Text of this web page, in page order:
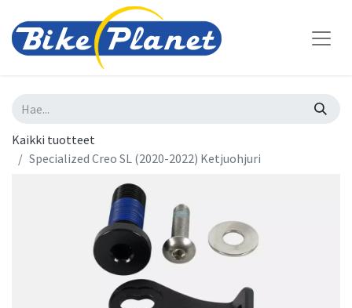
Kaikki tuotteet
Specialized Creo SL (2020-2022) Ketjuohjuri